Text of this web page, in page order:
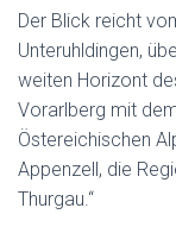
Der Blick reicht
Unteruhldingen,
weiten Horizont
Vorarlberg mit
Östereichischen
Appenzell, die
Thurgau.“